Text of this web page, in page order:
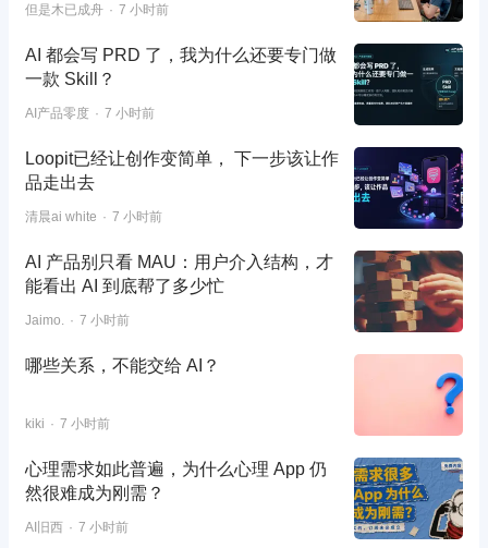
但是木已成舟 7 小时前
AI 都会写 PRD 了，我为什么还要专门做
一款 Skill？
AI产品零度 7 小时前
Loopit已经让创作变简单， 下一步该让作
品走出去
清晨ai white 7 小时前
AI 产品别只看 MAU：用户介入结构，才
能看出 AI 到底帮了多少忙
Jaimo. 7 小时前
哪些关系，不能交给 AI？
kiki 7 小时前
心理需求如此普遍，为什么心理 App 仍
然很难成为刚需？
AI旧西 7 小时前